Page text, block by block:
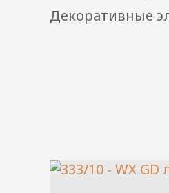
Декоративные